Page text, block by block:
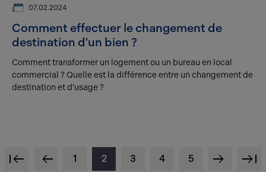
07.02.2024
Comment effectuer le changement de
destination d'un bien ?
Comment transformer un logement ou un bureau en local
commercial ? Quelle est la différence entre un changement de
destination et d’usage ?
< <
1 2 3 4 5
> <